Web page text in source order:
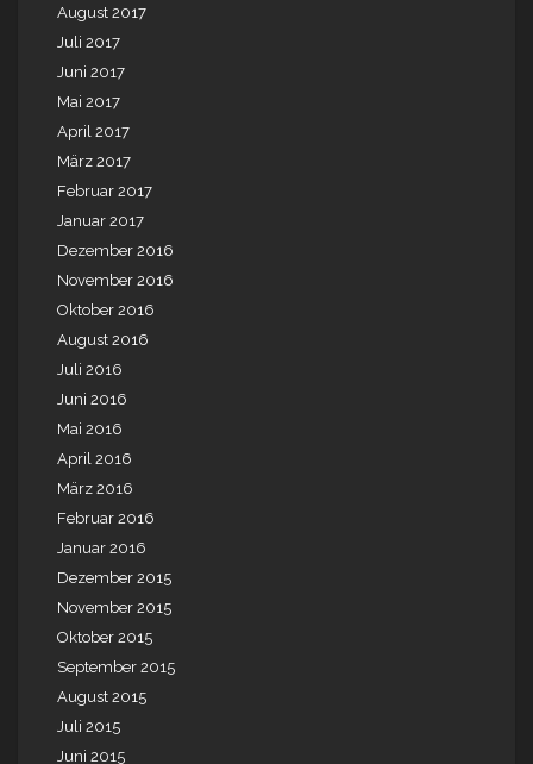
August 2017
Juli 2017
Juni 2017
Mai 2017
April 2017
März 2017
Februar 2017
Januar 2017
Dezember 2016
November 2016
Oktober 2016
August 2016
Juli 2016
Juni 2016
Mai 2016
April 2016
März 2016
Februar 2016
Januar 2016
Dezember 2015
November 2015
Oktober 2015
September 2015
August 2015
Juli 2015
Juni 2015